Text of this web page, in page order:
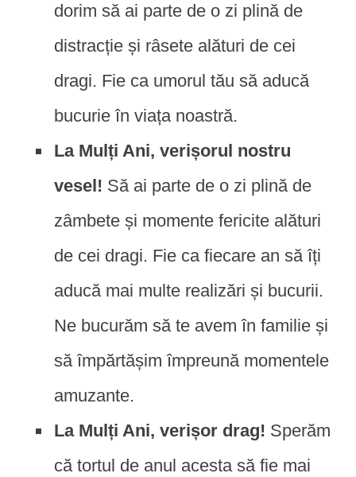
dorim să ai parte de o zi plină de
distracție și râsete alături de cei
dragi. Fie ca umorul tău să aducă
bucurie în viața noastră.
La Mulți Ani, verișorul nostru
vesel! Să ai parte de o zi plină de
zâmbete și momente fericite alături
de cei dragi. Fie ca fiecare an să îți
aducă mai multe realizări și bucurii.
Ne bucurăm să te avem în familie și
să împărtășim împreună momentele
amuzante.
La Mulți Ani, verișor drag! Sperăm
că tortul de anul acesta să fie mai